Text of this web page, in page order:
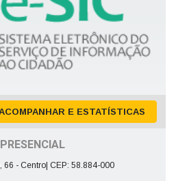
E ESTATÍSTICAS
66 - Centro| CEP: 58.884-000